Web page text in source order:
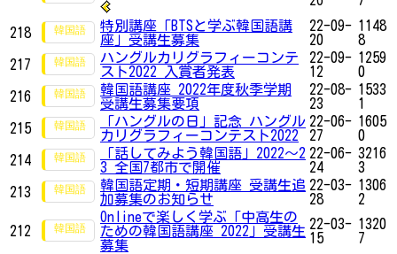
218
特別講座「BTSと学ぶ韓国語講
座」受講生募集
22-09-
20
1148
8
217
ハングルカリグラフィーコンテ
スト2022 入賞者発表
22-09-
12
1259
0
216
韓国語講座 2022年度秋季学期
受講生募集要項
22-08-
23
1533
1
215
「ハングルの日」記念 ハングル
カリグラフィーコンテスト2022
22-06-
27
1605
0
214
「話してみよう韓国語」2022～2
3 全国7都市で開催
22-06-
24
3216
3
213
韓国語定期・短期講座 受講生追
加募集のお知らせ
22-03-
28
1306
2
212
Onlineで楽しく学ぶ「中高生の
ための韓国語講座 2022」受講生
募集
22-03-
15
1320
7